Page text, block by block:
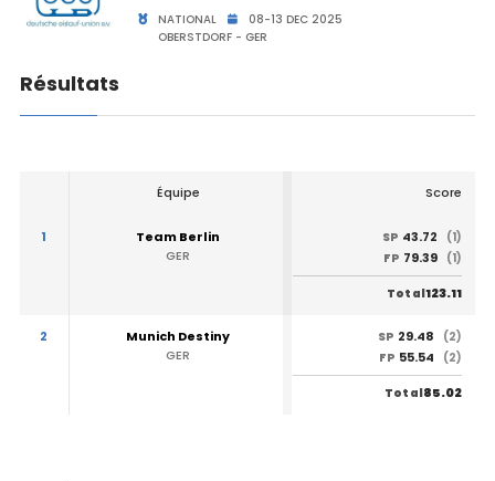
NATIONAL
08-13 DEC 2025
OBERSTDORF - GER
Résultats
Équipe Score
1
Team Berlin
GER
SP 43.72
(1)
FP 79.39 (1)
Total123.11
2
Munich Destiny
GER
SP 29.48
(2)
FP 55.54 (2)
Total85.02